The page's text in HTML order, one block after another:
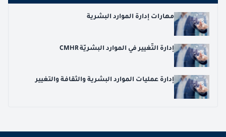
مهارات إدارة الموارد البشرية
إدارة التّغيير في الموارد البشريّة CMHR
إدارة عمليات الموارد البشرية والثقافة والتغيير